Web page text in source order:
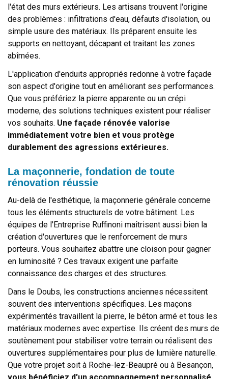
l'état des murs extérieurs. Les artisans trouvent l'origine
des problèmes : infiltrations d'eau, défauts d'isolation, ou
simple usure des matériaux. Ils préparent ensuite les
supports en nettoyant, décapant et traitant les zones
abîmées.
L'application d'enduits appropriés redonne à votre façade
son aspect d'origine tout en améliorant ses performances.
Que vous préfériez la pierre apparente ou un crépi
moderne, des solutions techniques existent pour réaliser
vos souhaits. Une façade rénovée valorise
immédiatement votre bien et vous protège
durablement des agressions extérieures.
La maçonnerie, fondation de toute
rénovation réussie
Au-delà de l'esthétique, la maçonnerie générale concerne
tous les éléments structurels de votre bâtiment. Les
équipes de l'Entreprise Ruffinoni maîtrisent aussi bien la
création d'ouvertures que le renforcement de murs
porteurs. Vous souhaitez abattre une cloison pour gagner
en luminosité ? Ces travaux exigent une parfaite
connaissance des charges et des structures.
Dans le Doubs, les constructions anciennes nécessitent
souvent des interventions spécifiques. Les maçons
expérimentés travaillent la pierre, le béton armé et tous les
matériaux modernes avec expertise. Ils créent des murs de
soutènement pour stabiliser votre terrain ou réalisent des
ouvertures supplémentaires pour plus de lumière naturelle.
Que votre projet soit à Roche-lez-Beaupré ou à Besançon,